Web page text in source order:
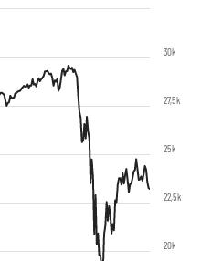
20k
22,5k
25k
27,5k
30k